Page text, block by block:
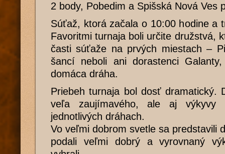
2 body, Pobedim a Spišská Nová Ves
Súťaž, ktorá začala o 10:00 hodine a
Favoritmi turnaja boli určite družstvá,
časti súťaže na prvých miestach –
šancí neboli ani dorastenci
domáca dráha.
Priebeh turnaja bol dosť dramatický.
veľa zaujímavého, ale aj výkyvy
jednotlivých dráhach.
Vo veľmi dobrom svetle sa predstavili
podali veľmi dobrý a vyrovnaný